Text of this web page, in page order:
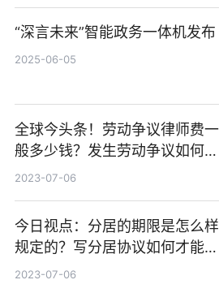
“深言未来”智能政务一体机发布
2025-06-05
全球今头条！劳动争议律师费一
般多少钱？发生劳动争议如何算
工资？
2023-07-06
今日视点：分居的期限是怎么样
规定的？写分居协议如何才能有
效？
2023-07-06